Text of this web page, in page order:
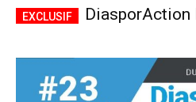
DiasporAction